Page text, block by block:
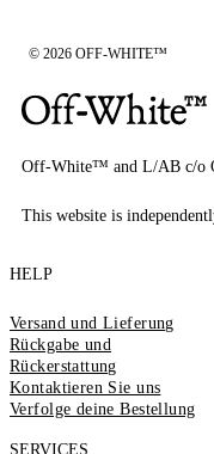
© 2026 OFF-WHITE™
Off-White™ and L/AB c/o
This website is
HELP
Versand und Lieferung
Rückgabe und
Rückerstattung
Kontaktieren Sie uns
Verfolge deine Bestellung
SERVICES